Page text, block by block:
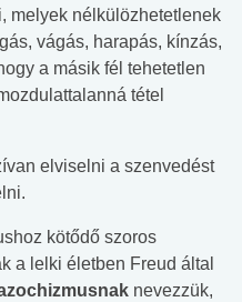
melyek nélkülözhetetlenek
vágás, harapás, kínzás,
a másik fél tehetetlen
tétel
elviselni a szenvedést
kötődő szoros
a lelki életben Freud által
nevezzük,